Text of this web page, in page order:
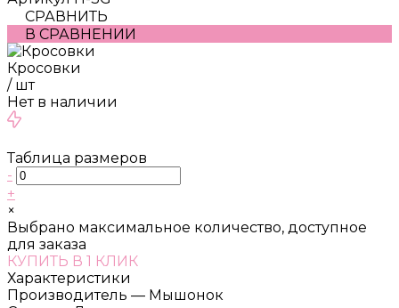
СРАВНИТЬ
В СРАВНЕНИИ
Кросовки
/ шт
Нет в наличии
Таблица размеров
-
+
×
Выбрано максимальное количество, доступное
для заказа
КУПИТЬ В 1 КЛИК
Характеристики
Производитель — Мышонок